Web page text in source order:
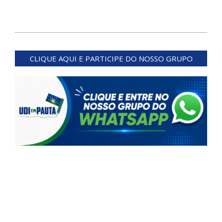
07-
CLIQUE AQUI E PARTICIPE DO NOSSO GRUPO